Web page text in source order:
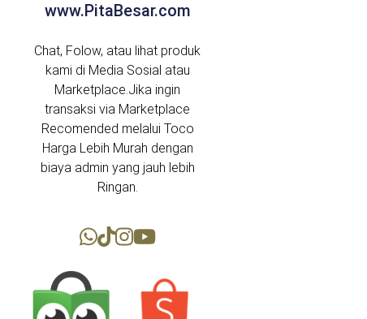
www.PitaBesar.com
Chat, Folow, atau lihat produk
kami di Media Sosial atau
Marketplace.Jika ingin
transaksi via Marketplace
Recomended melalui Toco
Harga Lebih Murah dengan
biaya admin yang jauh lebih
Ringan.